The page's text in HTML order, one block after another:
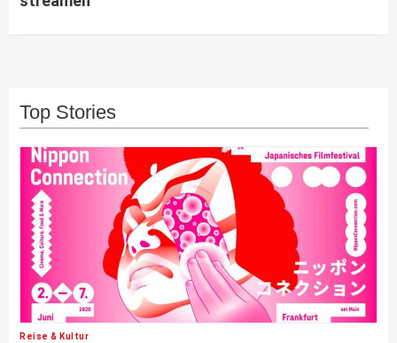
Top Stories
Reise & Kultur